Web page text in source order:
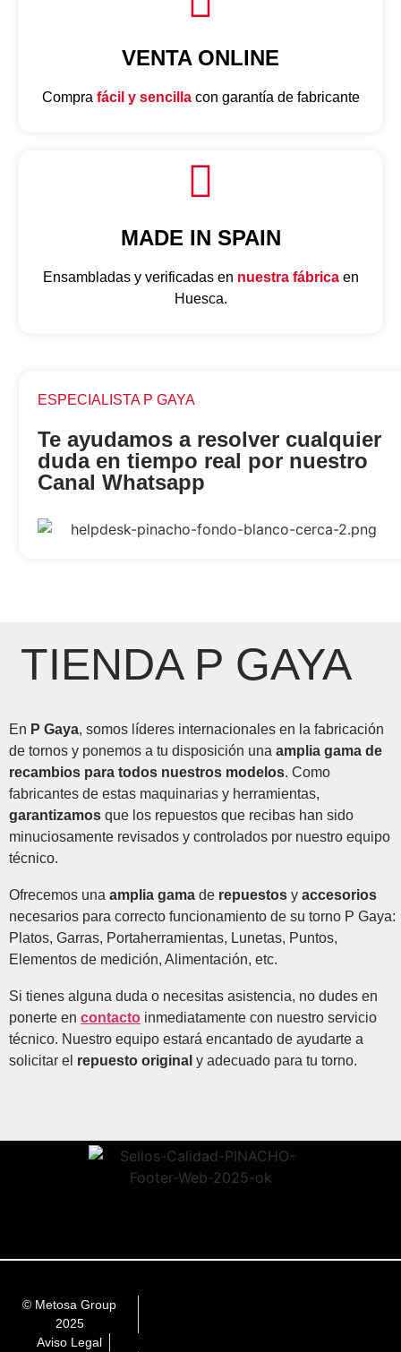
VENTA ONLINE
Compra fácil y sencillacon garantía de fabricante
MADE IN SPAIN
Ensambladas y verificadas en nuestra fábricaen
Huesca.
ESPECIALISTA P GAYA
Te ayudamos a resolver cualquier
duda en tiempo real por nuestro
Canal Whatsapp
TIENDA P GAYA
En P Gaya, somos líderes internacionales en la fabricación
de tornos y ponemos a tu disposición una amplia gama de
recambios para todos nuestros modelos. Como
fabricantes de estas maquinarias y herramientas,
garantizamos que los repuestos que recibas han sido
minuciosamente revisados y controlados por nuestro equipo
técnico.
Ofrecemos una amplia gama de repuestos y accesorios
necesarios para correcto funcionamiento de su torno P Gaya:
Platos, Garras, Portaherramientas, Lunetas, Puntos,
Elementos de medición, Alimentación, etc.
Si tienes alguna duda o necesitas asistencia, no dudes en
ponerte en contacto inmediatamente con nuestro servicio
técnico. Nuestro equipo estará encantado de ayudarte a
solicitar el repuesto original y adecuado para tu torno.
© Metosa Group
2025
Aviso Legal